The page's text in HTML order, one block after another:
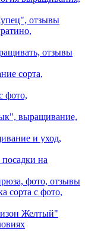
отзывы
отзывы
сорта,
фото,
выращивание,
и уход,
на
фото, отзывы
сорта с фото,
Желтый"